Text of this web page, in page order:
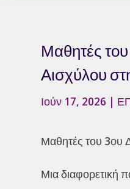
Μαθητές
Αισχύλου
Ιούν 17, 2026 |
Μαθητές του 3ου
Μια διαφορετική